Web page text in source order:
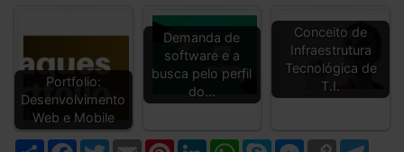
Portfolio:
Desenvolvimento
Web e Mobile
Demanda de
software e a
busca pelo perfil
do…
Conceito de
Infraestrutura
Tecnológica de
T.I.
Compartilhar
Facebook
TwitterEmailPinterestLinkedInWhatsApp
SkypeMessenger
Copy